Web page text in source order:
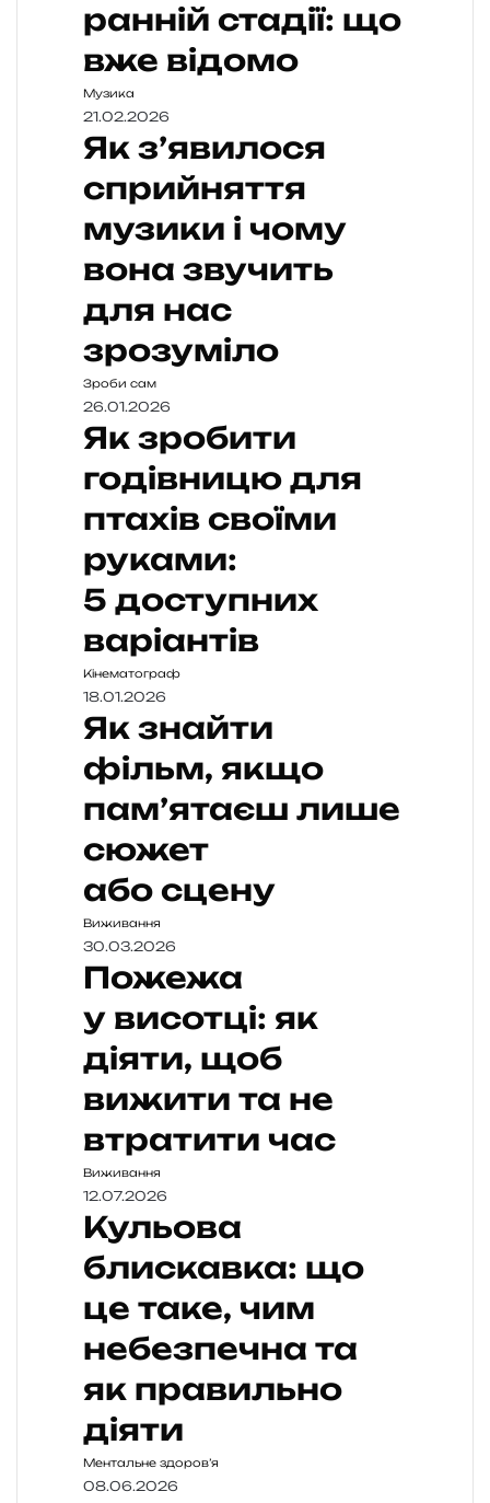
ранній стадії: що
вже відомо
Музика
21.02.2026
Як з’явилося
сприйняття
музики і чому
вона звучить
для нас
зрозуміло
Зроби сам
26.01.2026
Як зробити
годівницю для
птахів своїми
руками:
5 доступних
варіантів
Кінематограф
18.01.2026
Як знайти
фільм, якщо
пам’ятаєш лише
сюжет
або сцену
Виживання
30.03.2026
Пожежа
у висотці: як
діяти, щоб
вижити та не
втратити час
Виживання
12.07.2026
Кульова
блискавка: що
це таке, чим
небезпечна та
як правильно
діяти
Ментальне здоров’я
08.06.2026